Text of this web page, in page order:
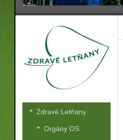
Zdravé Letňany
Orgány OS